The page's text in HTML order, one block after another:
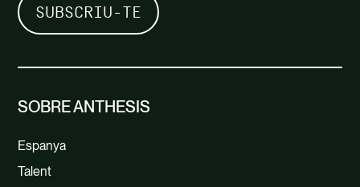
SOBRE ANTHESIS
Espanya
Talent